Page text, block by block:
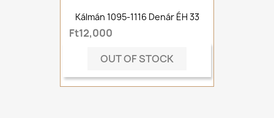
Kálmán 1095-1116 Denár ÉH 33
Ft12,000
OUT OF STOCK